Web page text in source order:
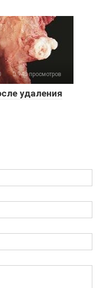
943 просмотров
удаления